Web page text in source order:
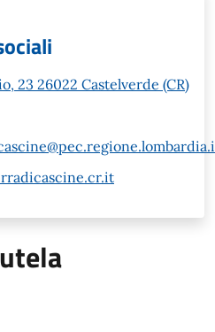
23 26022 Castelverde (CR)